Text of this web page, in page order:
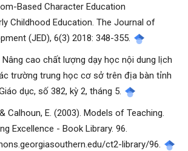
Based Character Education
Childhood Education. The Journal of
(JED), 6(3) 2018: 348-355.
Nâng cao chất lượng dạy học nội dung lịch
trường trung học cơ sở trên địa bàn tỉnh
dục, số 382, kỳ 2, tháng 5.
Calhoun, E. (2003). Models of Teaching.
Excellence - Book Library. 96.
ct2-library/96.